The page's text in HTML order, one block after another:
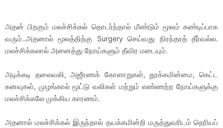
அதன் பிறகும் மலச்சிக்கல் தொடர்ந்தால் மீண்டும் மூலம் கண்டிப்பாக
வரும்..அதனால் மூலத்திற்கு Surgery செய்வது நிரந்தரத் தீர்வல்ல.
மலச்சிக்கலால் அனைத்து நோய்களும் தீவிர மடையும்.
அடிக்கடி தலைவலி, அஜீரணக் கோளாறுகள், தூக்கமின்மை, கெட்ட
கனவுகள், முழங்கால் மூட்டு வலிகள் மற்றும் எண்ணற்ற நோய்களுக்கு
மலச்சிக்கலே முக்கிய காரணம்.
அதனால் மலச்சிக்கல் இருந்தால் தயக்கமின்றி மருத்துவரிடம் தெரியப்